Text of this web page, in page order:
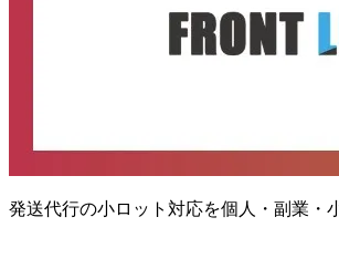
発送代行の小ロット対応を個人・副業・